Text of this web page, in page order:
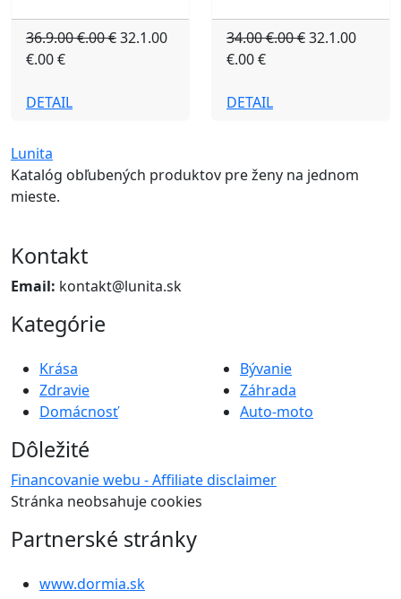
36.9.00 €.00 €32.1.00
€.00 €
DETAIL
34.00 €.00 €32.1.00
€.00 €
DETAIL
Lunita
Katalóg obľubených produktov pre ženy na jednom
mieste.
Kontakt
Email: kontakt@lunita.sk
Kategórie
Krása
Zdravie
Domácnosť
Bývanie
Záhrada
Auto-moto
Dôležité
Financovanie webu - Affiliate disclaimer
Stránka neobsahuje cookies
Partnerské stránky
www.dormia.sk